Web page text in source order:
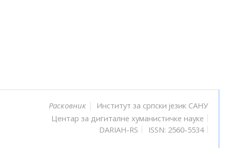
Расковник
Институт за српски језик САНУ
Центар за дигиталне хуманистичке науке
DARIAH-RS
ISSN: 2560-5534